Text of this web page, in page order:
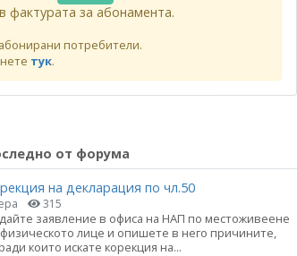
фактурата за абонамента.
потребители.
тук.
от форума
на декларация по чл.50
315
заявление в офиса на НАП по местоживеене
лице и опишете в него причините,
които искате корекция на...